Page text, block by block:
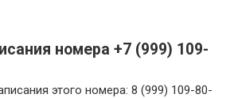
номера +7 (999) 109-
этого номера: 8 (999) 109-80-